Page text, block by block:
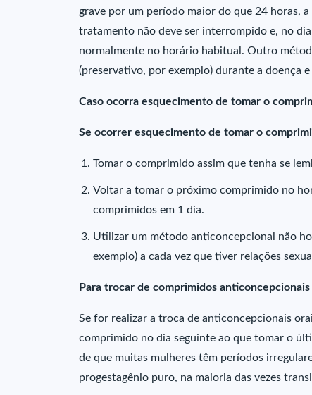
grave por um período maior do que 24 horas,
tratamento não deve ser interrompido e, no
normalmente no horário habitual. Outro
(preservativo, por exemplo) durante a doença
Caso ocorra esquecimento de tomar o
Se ocorrer esquecimento de tomar o
Tomar o comprimido assim que tenha se
Voltar a tomar o próximo comprimido no
comprimidos em 1 dia.
Utilizar um método anticoncepcional não
exemplo) a cada vez que tiver relações
Para trocar de comprimidos anticoncepcionais
Se for realizar a troca de anticoncepcionais
comprimido no dia seguinte ao que tomar o
de que muitas mulheres têm períodos
progestagênio puro, na maioria das vezes